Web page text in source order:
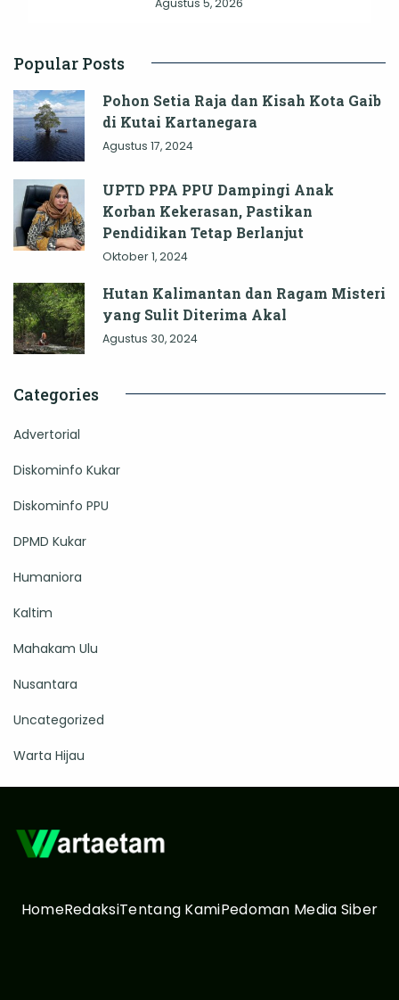
Agustus 5, 2026
Popular Posts
Pohon Setia Raja dan Kisah Kota Gaib
di Kutai Kartanegara
Agustus 17, 2024
UPTD PPA PPU Dampingi Anak
Korban Kekerasan, Pastikan
Pendidikan Tetap Berlanjut
Oktober 1, 2024
Hutan Kalimantan dan Ragam Misteri
yang Sulit Diterima Akal
Agustus 30, 2024
Categories
Advertorial
Diskominfo Kukar
Diskominfo PPU
DPMD Kukar
Humaniora
Kaltim
Mahakam Ulu
Nusantara
Uncategorized
Warta Hijau
HomeRedaksiTentang KamiPedoman Media Siber